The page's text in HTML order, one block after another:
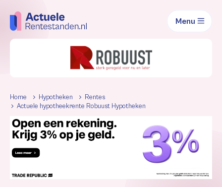
Menu
Home Hypotheken
Rentes
Actuele hypotheekrente Robuust Hypotheken